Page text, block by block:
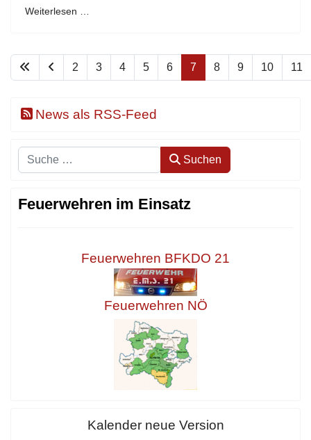
Weiterlesen …
2 3 4 5 6 7 8 9 10 11
News als RSS-Feed
Suchen Suchen
Feuerwehren im Einsatz
Feuerwehren BFKDO 21
Feuerwehren NÖ
Kalender neue Version